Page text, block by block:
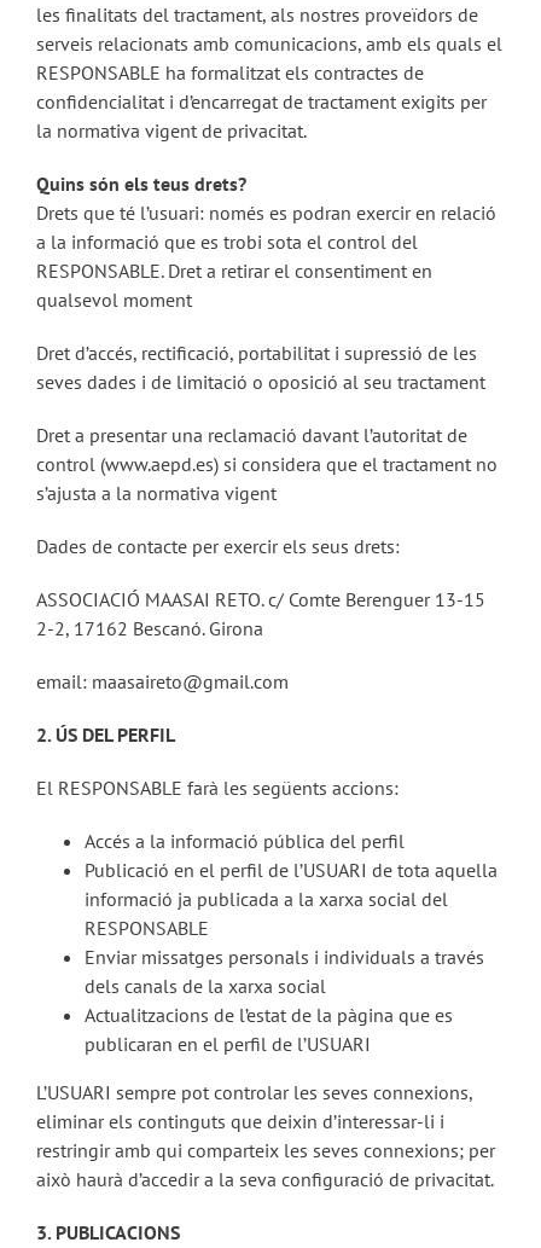
les finalitats del tractament, als nostres proveïdors de
serveis relacionats amb comunicacions, amb els quals el
RESPONSABLE ha formalitzat els contractes de
confidencialitat i d’encarregat de tractament exigits per
la normativa vigent de privacitat.
Quins són els teus drets?
Drets que té l’usuari: només es podran exercir en relació
a la informació que es trobi sota el control del
RESPONSABLE. Dret a retirar el consentiment en
qualsevol moment
Dret d’accés, rectificació, portabilitat i supressió de les
seves dades i de limitació o oposició al seu tractament
Dret a presentar una reclamació davant l’autoritat de
control (www.aepd.es) si considera que el tractament no
s’ajusta a la normativa vigent
Dades de contacte per exercir els seus drets:
ASSOCIACIÓ MAASAI RETO. c/ Comte Berenguer 13-15
2-2, 17162 Bescanó. Girona
email: maasaireto@gmail.com
2. ÚS DEL PERFIL
El RESPONSABLE farà les següents accions:
Accés a la informació pública del perfil
Publicació en el perfil de l’USUARI de tota aquella
informació ja publicada a la xarxa social del
RESPONSABLE
Enviar missatges personals i individuals a través
dels canals de la xarxa social
Actualitzacions de l’estat de la pàgina que es
publicaran en el perfil de l’USUARI
L’USUARI sempre pot controlar les seves connexions,
eliminar els continguts que deixin d’interessar-li i
restringir amb qui comparteix les seves connexions; per
això haurà d’accedir a la seva configuració de privacitat.
3. PUBLICACIONS